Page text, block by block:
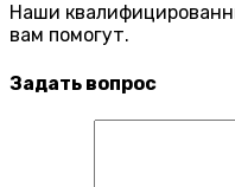
Наши
вам помогут.
Задать вопрос